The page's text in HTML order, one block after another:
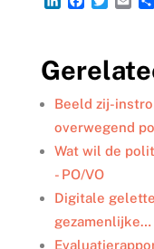
e
d
I
n
b
o
o
k
t
e
r
l
Beeld zij-
overwegend
Wat wil de
- PO/VO
Digitale
gezamenlijke…